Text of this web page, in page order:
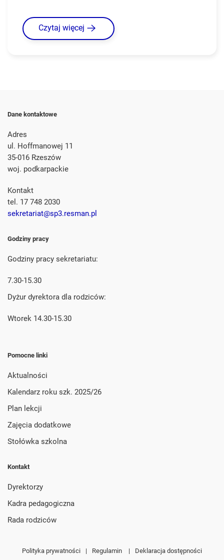
Czytaj więcej
Dane kontaktowe
Adres
ul. Hoffmanowej 11
35-016 Rzeszów
woj. podkarpackie
Kontakt
tel. 17 748 2030
sekretariat@sp3.resman.pl
Godziny pracy
Godziny pracy sekretariatu:
7.30-15.30
Dyżur dyrektora dla rodziców:
Wtorek 14.30-15.30
Pomocne linki
Aktualności
Kalendarz roku szk. 2025/26
Plan lekcji
Zajęcia dodatkowe
Stołówka szkolna
Kontakt
Dyrektorzy
Kadra pedagogiczna
Rada rodziców
Polityka prywatności | Regulamin | Deklaracja dostępności